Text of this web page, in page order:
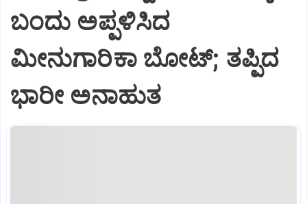
ಬಂದು ಅಪ್ಪಳಿಸಿದ
ಮೀನುಗಾರಿಕಾ ಬೋಟ್; ತಪ್ಪಿದ
ಭಾರೀ ಅನಾಹುತ